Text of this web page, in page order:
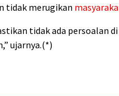
tidak merugikan
tidak ada persoalan
ujarnya.(*)